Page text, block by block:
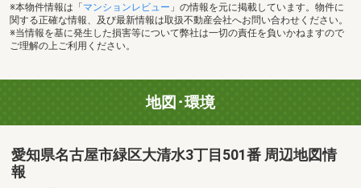
※本物件情報は「 マンションレビュー 」の情報を元に掲載しています。物件に
関する正確な情報、及び最新情報は取扱不動産会社へお問い合わせください。
※当情報を基に発生した損害等について弊社は一切の責任を負いかねますので
ご理解の上ご利用ください。
地図･環境
愛知県名古屋市緑区大清水3丁目501番 周辺地図情
報